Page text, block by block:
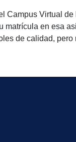
Campus Virtual
matrícula en esa
de calidad,